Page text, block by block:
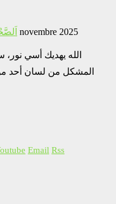
« 3 novembre 2025
الله يهديك أسي
المشكل من لسان أحد
Email Rss